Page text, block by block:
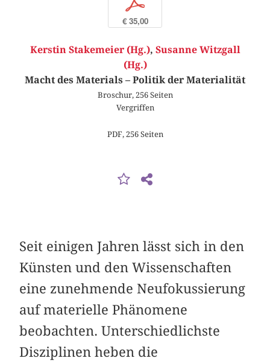
€ 35,00
Kerstin Stakemeier (Hg.), Susanne Witzgall
(Hg.)
Macht des Materials – Politik der Materialität
Broschur, 256 Seiten
Vergriffen
PDF, 256 Seiten
Seit einigen Jahren lässt sich in den
Künsten und den Wissenschaften
eine zunehmende Neufokussierung
auf materielle Phänomene
beobachten. Unterschiedlichste
Disziplinen heben die